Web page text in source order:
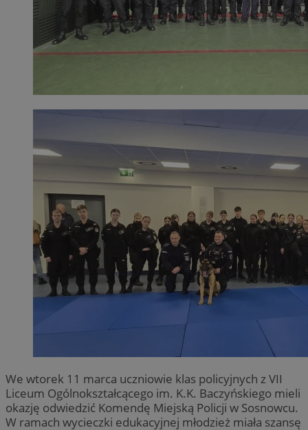
We wtorek 11 marca uczniowie klas policyjnych z VII
Liceum Ogólnokształcącego im. K.K. Baczyńskiego mieli
okazję odwiedzić Komendę Miejską Policji w Sosnowcu.
W ramach wycieczki edukacyjnej młodzież miała szansę